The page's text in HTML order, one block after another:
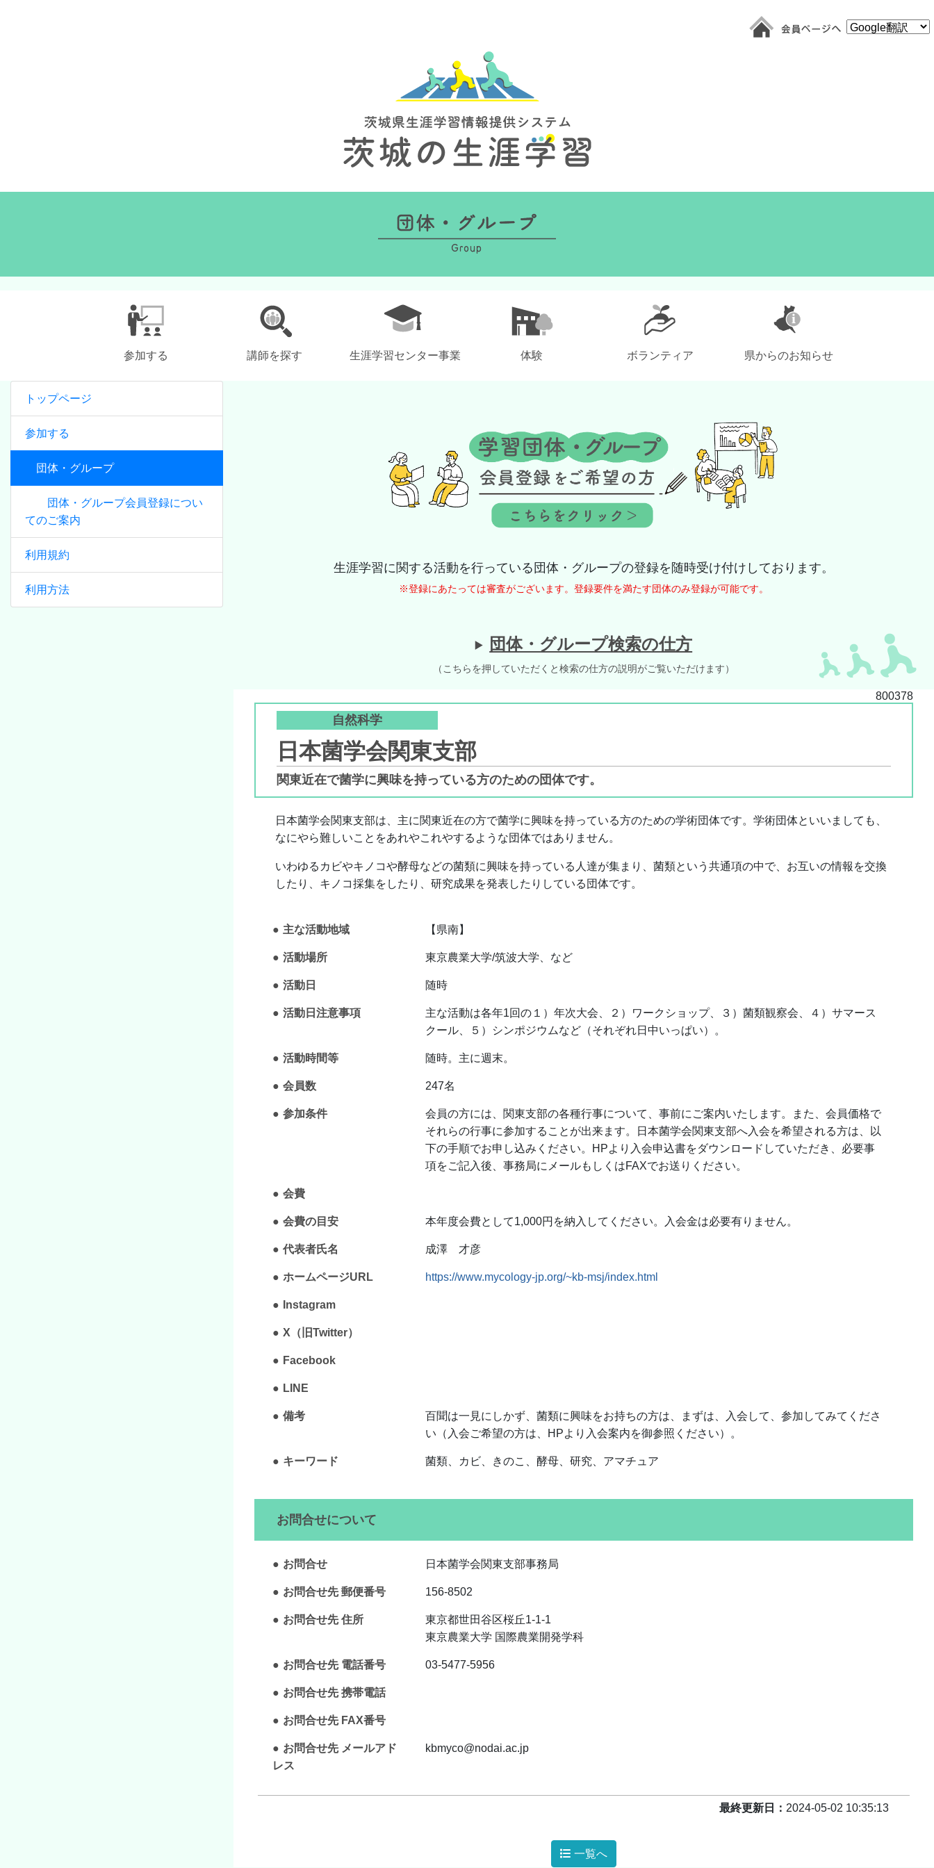
参加する 講師を探す 生涯学習センター事業 体験 ボランティア 県からのお知らせ
トップページ
参加する
団体・グループ
団体・グループ会員登録につい
てのご案内
利用規約
利用方法
生涯学習に関する活動を行っている団体・グループの登録を随時受け付けしております。
※登録にあたっては審査がございます。登録要件を満たす団体のみ登録が可能です。
団体・グループ検索の仕方
（こちらを押していただくと検索の仕方の説明がご覧いただけます）
800378
自然科学
日本菌学会関東支部
関東近在で菌学に興味を持っている方のための団体です。
日本菌学会関東支部は、主に関東近在の方で菌学に興味を持っている方のための学術団体です。学術団体といいましても、
なにやら難しいことをあれやこれやするような団体ではありません。
いわゆるカビやキノコや酵母などの菌類に興味を持っている人達が集まり、菌類という共通項の中で、お互いの情報を交換
したり、キノコ採集をしたり、研究成果を発表したりしている団体です。
主な活動地域 【県南】
活動場所 東京農業大学/筑波大学、など
活動日 随時
活動日注意事項
主な活動は各年1回の１）年次大会、２）ワークショップ、３）菌類観察会、４）サマース
クール、５）シンポジウムなど（それぞれ日中いっぱい）。
活動時間等 随時。主に週末。
会員数 247名
参加条件
会員の方には、関東支部の各種行事について、事前にご案内いたします。また、会員価格で
それらの行事に参加することが出来ます。日本菌学会関東支部へ入会を希望される方は、以
下の手順でお申し込みください。HPより入会申込書をダウンロードしていただき、必要事
項をご記入後、事務局にメールもしくはFAXでお送りください。
会費
会費の目安 本年度会費として1,000円を納入してください。入会金は必要有りません。
代表者氏名 成澤 才彦
ホームページURL https://www.mycology-jp.org/~kb-msj/index.html
Instagram
X（旧Twitter）
Facebook
LINE
備考
百聞は一見にしかず、菌類に興味をお持ちの方は、まずは、入会して、参加してみてくださ
い（入会ご希望の方は、HPより入会案内を御参照ください）。
キーワード 菌類、カビ、きのこ、酵母、研究、アマチュア
お問合せについて
お問合せ 日本菌学会関東支部事務局
お問合せ先 郵便番号 156-8502
お問合せ先 住所
東京都世田谷区桜丘1-1-1
東京農業大学 国際農業開発学科
お問合せ先 電話番号 03-5477-5956
お問合せ先 携帯電話
お問合せ先 FAX番号
お問合せ先 メールアド
レス
kbmyco@nodai.ac.jp
最終更新日 2024-05-02 10:35:13
一覧へ